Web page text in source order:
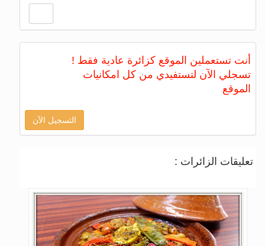
أنت تستعملين الموقع كزائرة عادية فقط !
تسجلي الآن لتستفيدي من كل امكانيات
الموقع
التسجيل الآن
تعليقات الزائرات :